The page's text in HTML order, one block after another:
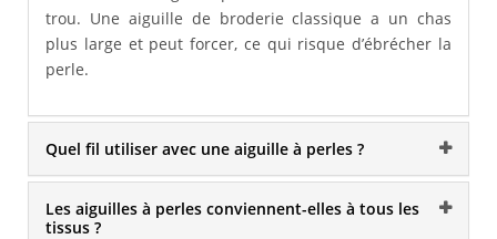
trou. Une aiguille de broderie classique a un chas
plus large et peut forcer, ce qui risque d’ébrécher la
perle.
Quel fil utiliser avec une aiguille à perles ?
Les aiguilles à perles conviennent-elles à tous les
tissus ?